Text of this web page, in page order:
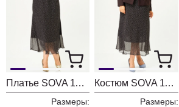
Платье SOVA 11347
Размеры:
Костюм SOVA 11348 коричневый
Размеры: